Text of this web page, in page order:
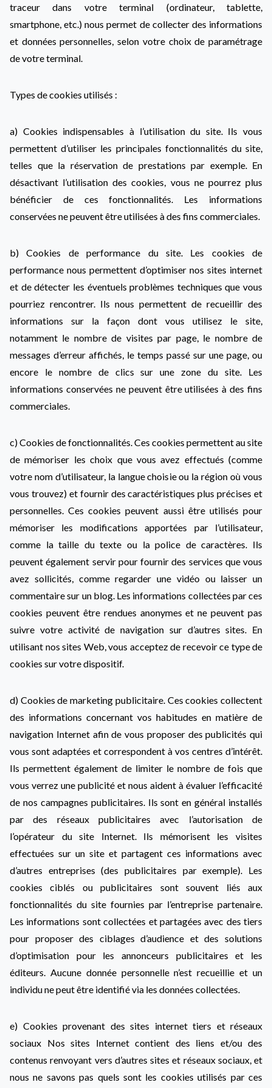
traceur dans votre terminal (ordinateur, tablette,
smartphone, etc.) nous permet de collecter des informations
et données personnelles, selon votre choix de paramétrage
de votre terminal.
Types de cookies utilisés :
a) Cookies indispensables à l’utilisation du site. Ils vous
permettent d’utiliser les principales fonctionnalités du site,
telles que la réservation de prestations par exemple. En
désactivant l’utilisation des cookies, vous ne pourrez plus
bénéficier de ces fonctionnalités. Les informations
conservées ne peuvent être utilisées à des fins commerciales.
b) Cookies de performance du site. Les cookies de
performance nous permettent d’optimiser nos sites internet
et de détecter les éventuels problèmes techniques que vous
pourriez rencontrer. Ils nous permettent de recueillir des
informations sur la façon dont vous utilisez le site,
notamment le nombre de visites par page, le nombre de
messages d’erreur affichés, le temps passé sur une page, ou
encore le nombre de clics sur une zone du site. Les
informations conservées ne peuvent être utilisées à des fins
commerciales.
c) Cookies de fonctionnalités. Ces cookies permettent au site
de mémoriser les choix que vous avez effectués (comme
votre nom d’utilisateur, la langue choisie ou la région où vous
vous trouvez) et fournir des caractéristiques plus précises et
personnelles. Ces cookies peuvent aussi être utilisés pour
mémoriser les modifications apportées par l’utilisateur,
comme la taille du texte ou la police de caractères. Ils
peuvent également servir pour fournir des services que vous
avez sollicités, comme regarder une vidéo ou laisser un
commentaire sur un blog. Les informations collectées par ces
cookies peuvent être rendues anonymes et ne peuvent pas
suivre votre activité de navigation sur d’autres sites. En
utilisant nos sites Web, vous acceptez de recevoir ce type de
cookies sur votre dispositif.
d) Cookies de marketing publicitaire. Ces cookies collectent
des informations concernant vos habitudes en matière de
navigation Internet afin de vous proposer des publicités qui
vous sont adaptées et correspondent à vos centres d’intérêt.
Ils permettent également de limiter le nombre de fois que
vous verrez une publicité et nous aident à évaluer l’efficacité
de nos campagnes publicitaires. Ils sont en général installés
par des réseaux publicitaires avec l’autorisation de
l’opérateur du site Internet. Ils mémorisent les visites
effectuées sur un site et partagent ces informations avec
d’autres entreprises (des publicitaires par exemple). Les
cookies ciblés ou publicitaires sont souvent liés aux
fonctionnalités du site fournies par l’entreprise partenaire.
Les informations sont collectées et partagées avec des tiers
pour proposer des ciblages d’audience et des solutions
d’optimisation pour les annonceurs publicitaires et les
éditeurs. Aucune donnée personnelle n’est recueillie et un
individu ne peut être identifié via les données collectées.
e) Cookies provenant des sites internet tiers et réseaux
sociaux Nos sites Internet contient des liens et/ou des
contenus renvoyant vers d’autres sites et réseaux sociaux, et
nous ne savons pas quels sont les cookies utilisés par ces